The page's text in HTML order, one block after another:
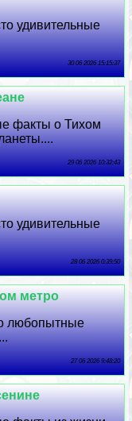
удивительные
30 06 2026 15:15:37
факты о Тихом
29 06 2026 10:32:43
удивительные
28 06 2026 0:39:50
метро
любопытные
27 06 2026 9:48:20